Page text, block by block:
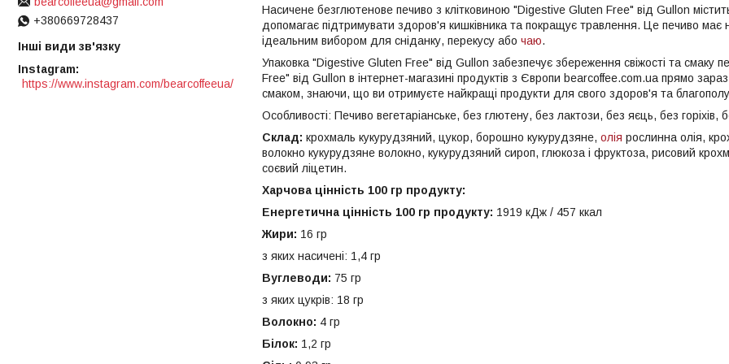
Насичене безглютенове печиво з клітковиною "Digestive Gluten Free" від Gullon містить
допомагає підтримувати здоров'я кишківника та покращує травлення. Це печиво має
ідеальним вибором для сніданку, перекусу або чаю.
Упаковка "Digestive Gluten Free" від Gullon забезпечує збереження свіжості та смаку
Free" від Gullon в інтернет-магазині продуктів з Європи bearcoffee.com.ua прямо
смаком, знаючи, що ви отримуєте найкращі продукти для свого здоров'я та
Особливості: Печиво вегетаріанське, без глютену, без лактози, без яєць, без горіхів,
Склад: крохмаль кукурудзяний, цукор, борошно кукурудзяне, олія рослинна олія,
волокно кукурудзяне волокно, кукурудзяний сироп, глюкоза і фруктоза, рисовий
соєвий ліцетин.
Харчова цінність 100 гр продукту:
Енергетична цінність 100 гр продукту: 1919 кДж / 457 ккал
Жири: 16 гр
з яких насичені: 1,4 гр
Вуглеводи: 75 гр
з яких цукрів: 18 гр
Волокно: 4 гр
Білок: 1,2 гр
+380669728437
Інші види зв'язку
Instagram
https://www.instagram.com/bearcoffeeua/